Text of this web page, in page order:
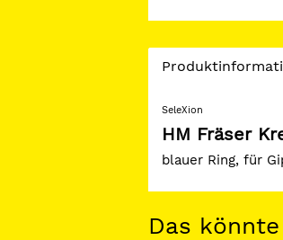
Current
SeleXion
HM Fräser
blauer Ring, für
Das